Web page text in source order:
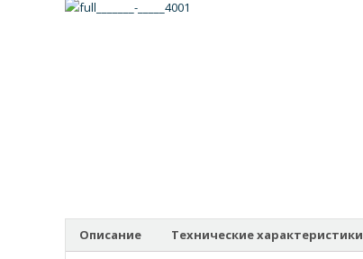
Описание Технические характеристики